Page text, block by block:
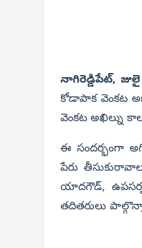
నాగిరెడ్డిపేట్,
కోడాపాక వెంకట
వెంకట అఖిల్ను
ఈ సందర్భంగా
పేరు
యాదగౌడ్,
తదితరులు